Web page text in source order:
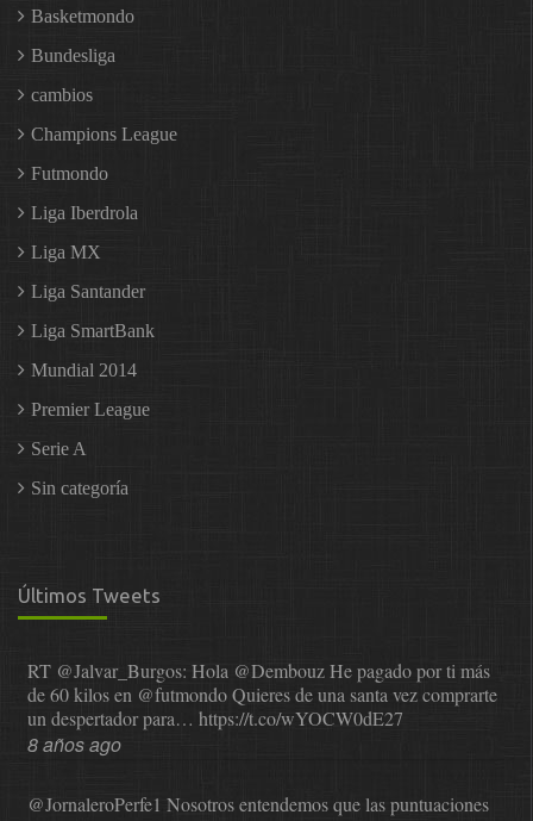
Basketmondo
Bundesliga
cambios
Champions League
Futmondo
Liga Iberdrola
Liga MX
Liga Santander
Liga SmartBank
Mundial 2014
Premier League
Serie A
Sin categoría
Últimos Tweets
RT @Jalvar_Burgos: Hola @DembouzHe pagado por ti más
de 60 kilos en @futmondoQuieres de una santa vez comprarte
un despertador para… https://t.co/wYOCW0dE27
8 años ago
@JornaleroPerfe1 Nosotros entendemos que las puntuaciones